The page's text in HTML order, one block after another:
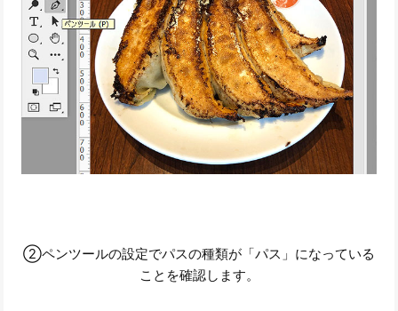
②ペンツールの設定でパスの種類が「パス」になっている
ことを確認します。